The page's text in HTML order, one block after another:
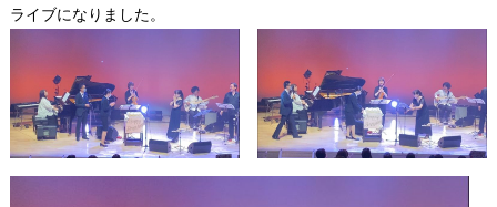
ライブになりました。